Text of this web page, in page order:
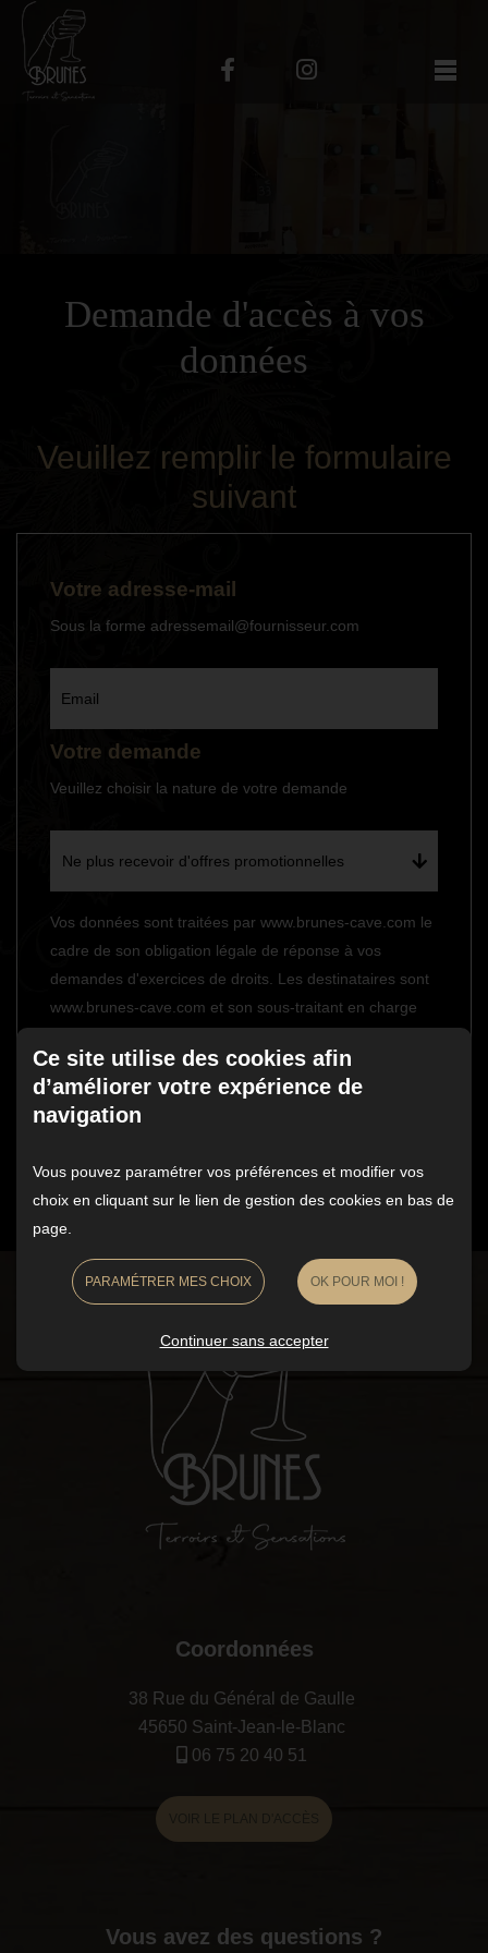
Demande d'accès à vos
données
Veuillez remplir le formulaire
suivant
Votre adresse-mail
Sous la forme adressemail@fournisseur.com
Email
Votre demande
Veuillez choisir la nature de votre demande
Ne plus recevoir d'offres promotionnelles
Vos données sont traitées par www.brunes-cave.com le
cadre de son obligation légale de réponse à vos
demandes d'exercices de droits. Les destinataires sont
www.brunes-cave.com et son sous-traitant en charge
sur le traitement de vos données et l'exercice de vos
droits, reportez-vous à notrepolitique de confidentialité
Coordonnées
38 Rue du Général de Gaulle
45650 Saint-Jean-le-Blanc
06 75 20 40 51
Vous avez des questions ?
Ce site utilise des cookies afin
d’améliorer votre expérience de
navigation
Vous pouvez paramétrer vos préférences et modifier vos
choix en cliquant sur le lien de gestion des cookies en bas de
page.
PARAMÉTRER MES CHOIX OK POUR MOI !
Continuer sans accepter